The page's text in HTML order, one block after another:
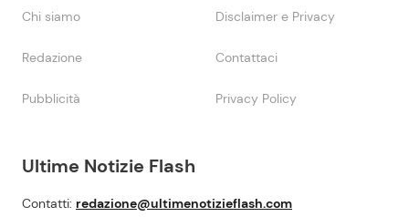
Ultime Notizie Flash
Contatti: redazione@ultimenotizieflash.com
Chi siamo Disclaimer e Privacy
Redazione Contattaci
Pubblicità Privacy Policy